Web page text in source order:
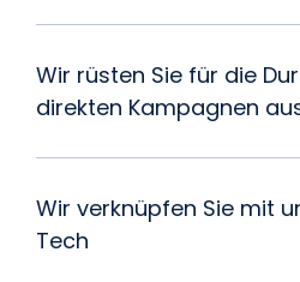
Wir rüsten Sie für die
direkten Kampagnen
Wir verknüpfen Sie mit
Tech